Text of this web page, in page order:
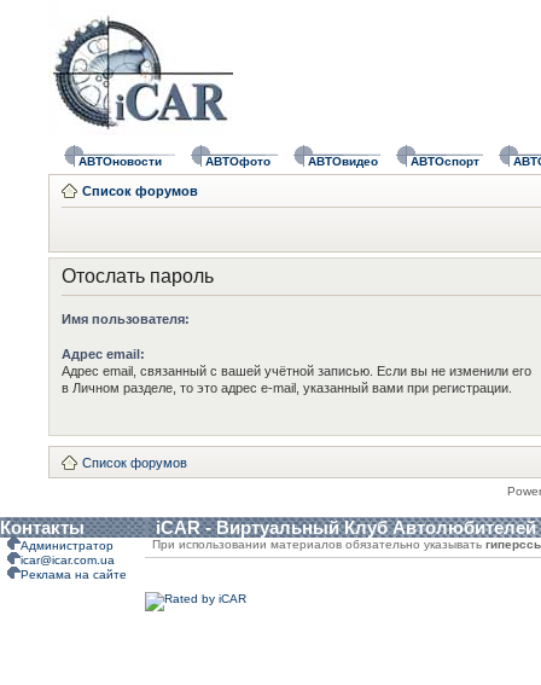
АВТОновости АВТОфото АВТОвидео АВТОспорт
Список форумов
Отослать пароль
Имя пользователя:
Адрес email:
Адрес email, связанный с вашей учётной записью. Если вы не изменили его
в Личном разделе, то это адрес e-mail, указанный вами при регистрации.
Список форумов
Контакты iCAR - Виртуальный Клуб Автолюбителей
Администратор
icar@icar.com.ua
Реклама на сайте
При использовании материалов обязательно указывать